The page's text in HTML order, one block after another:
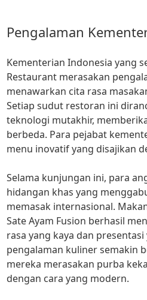
Pengalaman
Kementerian Indonesia yang
Restaurant merasakan
menawarkan cita rasa
Setiap sudut restoran ini
teknologi mutakhir,
berbeda. Para pejabat
menu inovatif yang disajikan
Selama kunjungan ini, para
hidangan khas yang
memasak internasional.
Sate Ayam Fusion berhasil
rasa yang kaya dan
pengalaman kuliner semakin
mereka merasakan purba
dengan cara yang modern.